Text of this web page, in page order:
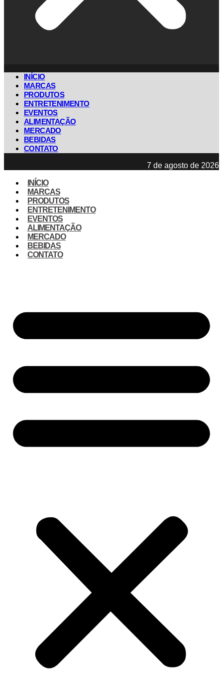
INÍCIO
MARCAS
PRODUTOS
ENTRETENIMENTO
EVENTOS
ALIMENTAÇÃO
MERCADO
BEBIDAS
CONTATO
7 de agosto de 2026
INÍCIO
MARCAS
PRODUTOS
ENTRETENIMENTO
EVENTOS
ALIMENTAÇÃO
MERCADO
BEBIDAS
CONTATO